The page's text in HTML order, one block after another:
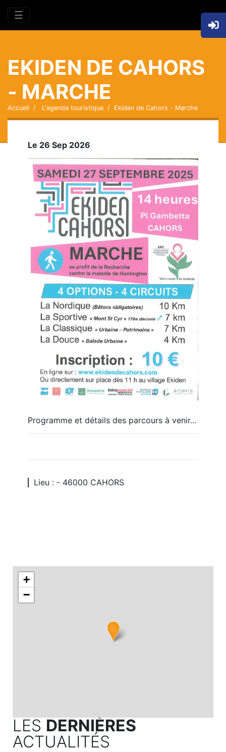
☰
EKIDEN DE CAHORS
- MARCHE
Accueil L'agenda touristique Ekiden de Cahors - Marche
Le 26 Sep 2026
Programme et détails des parcours à venir...
Lieu : - 46000 CAHORS
+
−
LES DERNIÈRES
ACTUALITÉS